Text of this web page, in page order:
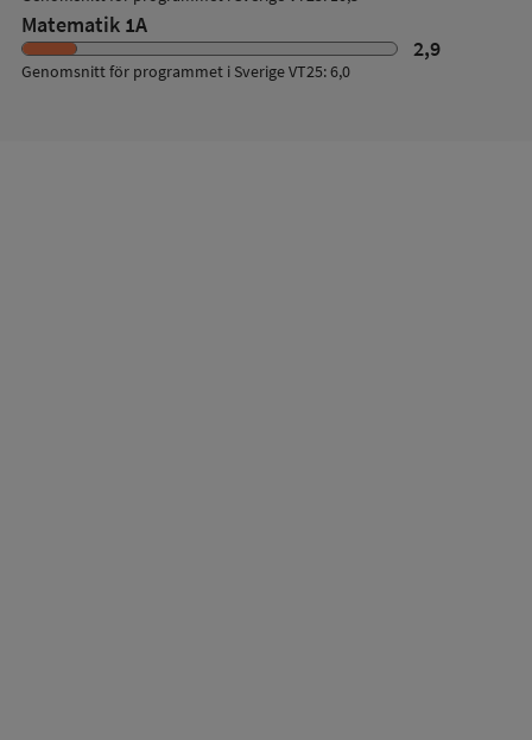
Matematik 1A
2,9
Genomsnitt för programmet i Sverige VT25: 6,0